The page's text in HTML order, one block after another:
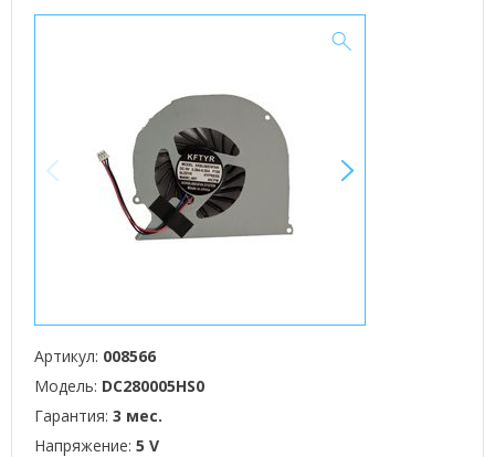
Артикул: 008566
Модель: DC280005HS0
Гарантия: 3 мес.
Напряжение: 5 V